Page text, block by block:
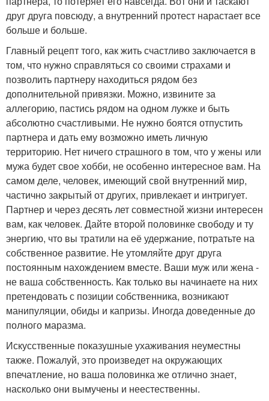
друг друга повсюду, а внутренний протест нарастает все
больше и больше.
Главный рецепт того, как жить счастливо заключается в
том, что нужно справляться со своими страхами и
позволить партнеру находиться рядом без
дополнительной привязки. Можно, извините за
аллегорию, пастись рядом на одном лужке и быть
абсолютно счастливыми. Не нужно боятся отпустить
партнера и дать ему возможно иметь личную
территорию. Нет ничего страшного в том, что у жены или
мужа будет свое хобби, не особенно интересное вам. На
самом деле, человек, имеющий свой внутренний мир,
частично закрытый от других, привлекает и интригует.
Партнер и через десять лет совместной жизни интересен
вам, как человек. Дайте второй половинке свободу и ту
энергию, что вы тратили на её удержание, потратьте на
собственное развитие. Не утомляйте друг друга
постоянным нахождением вместе. Ваши муж или жена -
не ваша собственность. Как только вы начинаете на них
претендовать с позиции собственника, возникают
манипуляции, обиды и капризы. Иногда доведенные до
полного маразма.
Искусственные показушные ухаживания неуместны
также. Пожалуй, это произведет на окружающих
впечатление, но ваша половинка же отлично знает,
насколько они вымучены и неестественны.